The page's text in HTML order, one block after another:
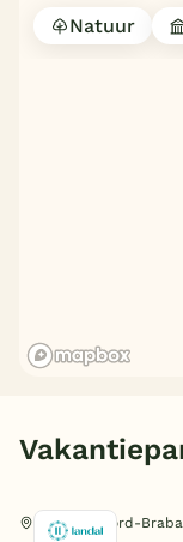
Natuur
Hapert, Noord-